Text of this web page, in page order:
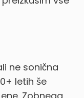
ne sonična
letih še